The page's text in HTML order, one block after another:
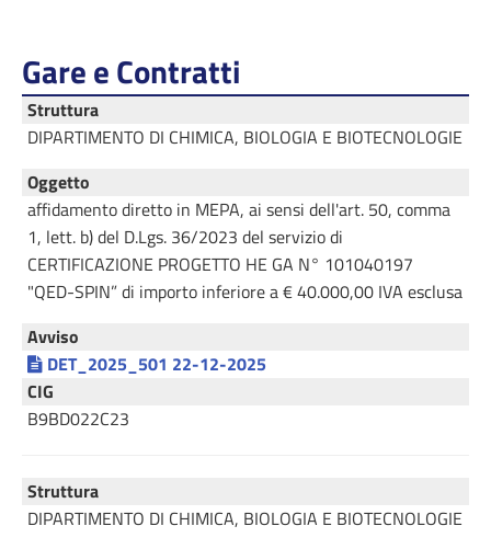
Gare e Contratti
Struttura
DIPARTIMENTO DI CHIMICA, BIOLOGIA E BIOTECNOLOGIE
Oggetto
affidamento diretto in MEPA, ai sensi dell'art. 50, comma
1, lett. b) del D.Lgs. 36/2023 del servizio di
CERTIFICAZIONE PROGETTO HE GA N° 101040197
"QED-SPIN” di importo inferiore a € 40.000,00 IVA esclusa
Avviso
DET_2025_501 22-12-2025
CIG
B9BD022C23
Struttura
DIPARTIMENTO DI CHIMICA, BIOLOGIA E BIOTECNOLOGIE